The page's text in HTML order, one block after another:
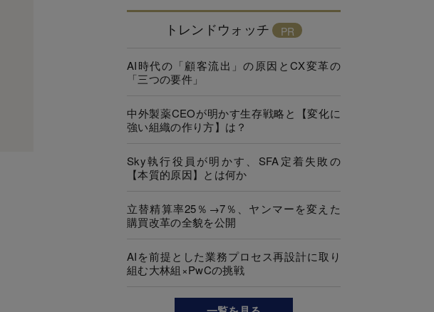
トレンドウォッチ
AI時代の「顧客流出」の原因とCX変革の
「三つの要件」
中外製薬CEOが明かす生存戦略と【変化に
強い組織の作り方】は？
Sky執行役員が明かす、SFA定着失敗の
【本質的原因】とは何か
立替精算率25％→7％、ヤンマーを変えた
購買改革の全貌を公開
AIを前提とした業務プロセス再設計に取り
組む大林組×PwCの挑戦